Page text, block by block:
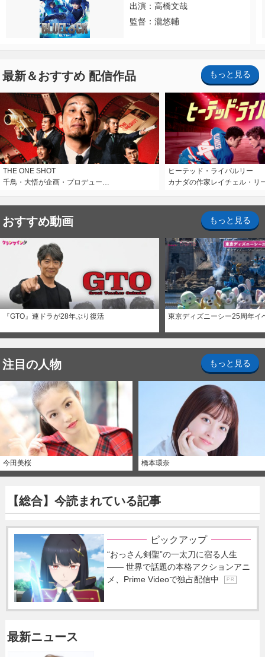
出演：高橋文哉
監督：瀧悠輔
最新＆おすすめ 配信作品 もっと見る
THE ONE SHOT
千鳥・大悟が企画・プロデュー…
ヒーテッド・ライバルリー
カナダの作家レイチェル・リ
おすすめ動画 もっと見る
『GTO』連ドラが28年ぶり復活 東京ディズニーシー25周年イ
注目の人物 もっと見る
今田美桜 橋本環奈
【総合】今読まれている記事
ピックアップ
“おっさん剣聖”の一太刀に宿る人生
―― 世界で話題の本格アクションアニ
メ、Prime Videoで独占配信中
P R
最新ニュース